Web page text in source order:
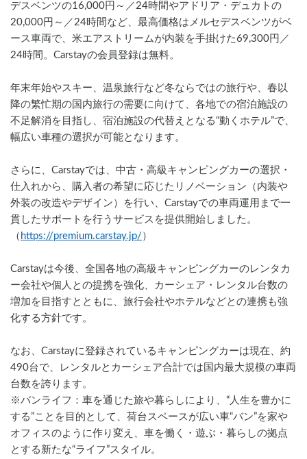
デスベンツの16,000円～／24時間やアドリア・デュカトの
20,000円～／24時間など、最高価格はメルセデスベンツがベ
ース車両で、米エアストリームが内装を手掛けた69,300円／
24時間。Carstayの会員登録は無料。
年末年始やスキー、温泉旅行など冬ならではの旅行や、春以
降の繁忙期の国内旅行の需要に向けて、各地での宿泊施設の
不足解消を目指し、宿泊施設の代替えとなる“動くホテル”で、
幅広い車種の選択が可能となります。
さらに、Carstayでは、中古・高級キャンピングカーの選択・
仕入れから、購入者の希望に応じたリノベーション（内装や
外装の改造やデザイン）を行い、Carstayでの車両運用まで一
貫したサポートを行うサービスを提供開始しました。
（ https://premium.carstay.jp/ ）
Carstayは今後、全国各地の高級キャンピングカーのレンタカ
ー会社や個人との提携を強化、カーシェア・レンタル台数の
増加を目指すとともに、旅行会社やホテルなどとの連携も強
化する方針です。
なお、Carstayに登録されているキャンピングカーは現在、約
490台で、レンタルとカーシェア合計では国内最大規模の車両
台数を誇ります。
※バンライフ：車を通じた旅や暮らしにより、“人生を豊かに
する”ことを目的として、荷台スペースが広い車“バン”を家や
オフィスのように作り変え、車を働く・遊ぶ・暮らしの拠点
とする新たな“ライフ”スタイル。